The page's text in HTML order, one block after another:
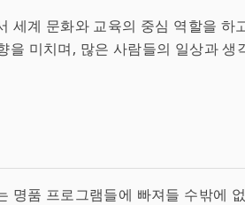
세계 문화와 교육의 중심 역할을 하
을 미치며, 많은 사람들의 일상과 생
명품 프로그램들에 빠져들 수밖에